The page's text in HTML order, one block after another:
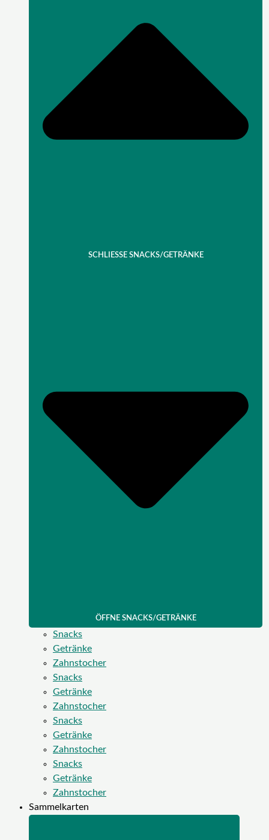
SCHLIESSE SNACKS/GETRÄNKE
ÖFFNE SNACKS/GETRÄNKE
Snacks
Getränke
Zahnstocher
Snacks
Getränke
Zahnstocher
Snacks
Getränke
Zahnstocher
Snacks
Getränke
Zahnstocher
Sammelkarten